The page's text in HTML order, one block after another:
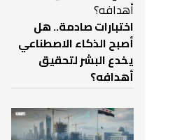
اختبارات صادمة.. هل
أصبح الذكاء الاصطناعي
يخدع البشر لتحقيق
أهدافه؟